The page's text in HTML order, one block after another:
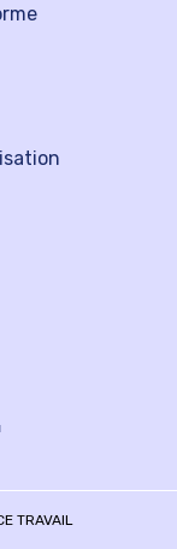
TRAVAIL